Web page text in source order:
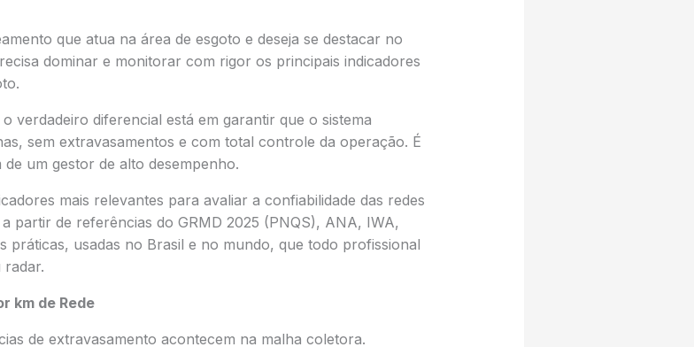
que atua na área de esgoto e deseja se destacar no
dominar e monitorar com rigor os principais indicadores
verdadeiro diferencial está em garantir que o sistema
sem extravasamentos e com total controle da operação. É
um gestor de alto desempenho.
mais relevantes para avaliar a confiabilidade das redes
partir de referências do GRMD 2025 (PNQS), ANA, IWA,
práticas, usadas no Brasil e no mundo, que todo profissional
radar.
km de Rede
de extravasamento acontecem na malha coletora.